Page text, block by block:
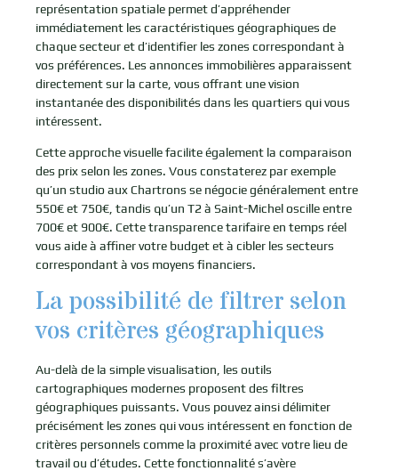
représentation spatiale permet d’appréhender
immédiatement les caractéristiques géographiques de
chaque secteur et d’identifier les zones correspondant à
vos préférences. Les annonces immobilières apparaissent
directement sur la carte, vous offrant une vision
instantanée des disponibilités dans les quartiers qui vous
intéressent.
Cette approche visuelle facilite également la comparaison
des prix selon les zones. Vous constaterez par exemple
qu’un studio aux Chartrons se négocie généralement entre
550€ et 750€, tandis qu’un T2 à Saint-Michel oscille entre
700€ et 900€. Cette transparence tarifaire en temps réel
vous aide à affiner votre budget et à cibler les secteurs
correspondant à vos moyens financiers.
La possibilité de filtrer selon
vos critères géographiques
Au-delà de la simple visualisation, les outils
cartographiques modernes proposent des filtres
géographiques puissants. Vous pouvez ainsi délimiter
précisément les zones qui vous intéressent en fonction de
critères personnels comme la proximité avec votre lieu de
travail ou d’études. Cette fonctionnalité s’avère